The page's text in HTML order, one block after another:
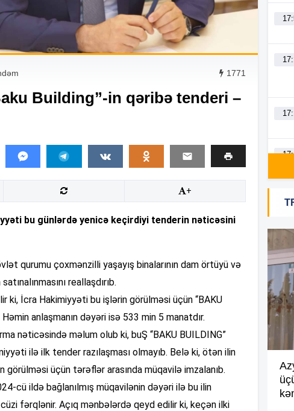
1771
Building”-in qəribə tenderi –
+
bu günlərdə yenicə keçirdiyi tenderin nəticəsini
qurumu çoxmənzilli yaşayış binalarının dam örtüyü və
reallaşdırıb.
ki, İcra Hakimiyyəti bu işlərin görülməsi üçün “BAKU
anlaşmanın dəyəri isə 533 min 5 manatdır.
nəticəsində məlum olub ki, buŞ “BAKU BUILDING”
ilə ilk tender razılaşması olmayıb. Belə ki, ötən ilin
görülməsi üçün tərəflər arasında müqavilə imzalanıb.
cü ildə bağlanılmış müqavilənin dəyəri ilə bu ilin
fərqlənir. Açıq mənbələrdə qeyd edilir ki, keçən ilki
Göyçayda məktəb binası
04 Avqust 2026, 20:48